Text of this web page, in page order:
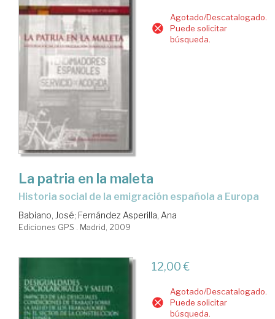
Agotado/Descatalogado.
Puede solicitar
búsqueda.
La patria en la maleta
historia social de la emigración española a Europa
Babiano, José; Fernández Asperilla, Ana
Ediciones GPS . Madrid, 2009
12,00 €
Agotado/Descatalogado.
Puede solicitar
búsqueda.